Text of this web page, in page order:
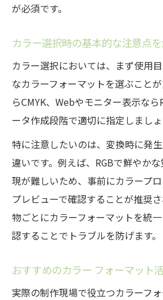
が必須です。
カラー選択時の基本的な注意点
カラー選択においては、まず使用
なカラーフォーマットを選ぶこと
らCMYK、Webやモニター表示な
ータ作成段階で適切に指定しましょ
特に注意したいのは、変換時に発
違いです。例えば、RGBで鮮やか
現が難しいため、事前にカラープロ
プレビューで確認することが推奨
物ごとにカラーフォーマットを統
認することでトラブルを防げます。
おすすめのカラー フォーマット
実際の制作現場で役立つカラーフ